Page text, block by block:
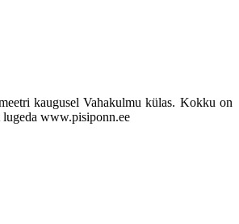
kaugusel Vahakulmu külas. Kokku on
lugeda www.pisiponn.ee